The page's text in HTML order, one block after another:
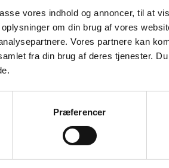
vores indhold og annoncer, til at
om din brug af vores
Vores partnere kan
fra din brug af deres tjenester.
Præferencer